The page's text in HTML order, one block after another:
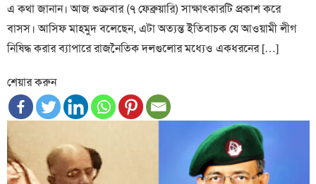
এ কথা জানান। আজ শুক্রবার (৭ ফেব্রুয়ারি) সাক্ষাৎকারটি প্রকাশ করে
বাসস। আসিফ মাহমুদ বলেছেন, এটা অত্যন্ত ইতিবাচক যে আওয়ামী লীগ
নিষিদ্ধ করার ব্যাপারে রাজনৈতিক দলগুলোর মধ্যেও একধরনের […]
শেয়ার করুন